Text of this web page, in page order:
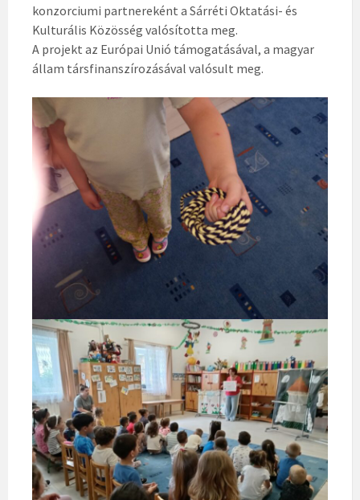
konzorciumi partnereként a Sárréti Oktatási- és
Kulturális Közösség valósította meg.
A projekt az Európai Unió támogatásával, a magyar
állam társfinanszírozásával valósult meg.